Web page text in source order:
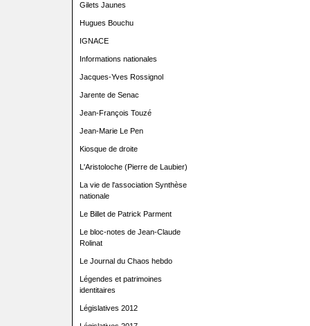
Gilets Jaunes
Hugues Bouchu
IGNACE
Informations nationales
Jacques-Yves Rossignol
Jarente de Senac
Jean-François Touzé
Jean-Marie Le Pen
Kiosque de droite
L'Aristoloche (Pierre de Laubier)
La vie de l'association Synthèse
nationale
Le Billet de Patrick Parment
Le bloc-notes de Jean-Claude
Rolinat
Le Journal du Chaos hebdo
Légendes et patrimoines
identitaires
Législatives 2012